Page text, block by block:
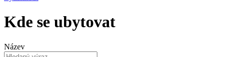
Kde se ubytovat
Název